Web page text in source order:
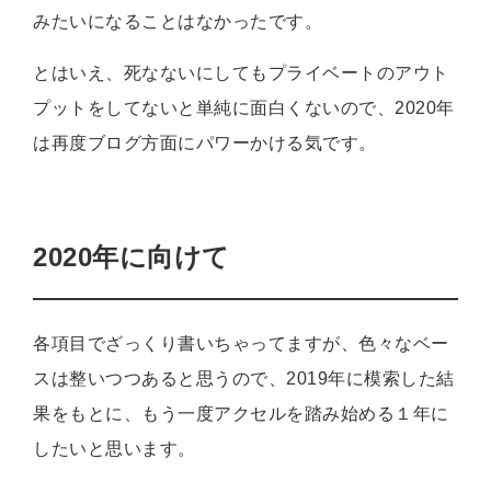
みたいになることはなかったです。
とはいえ、死なないにしてもプライベートのアウト
プットをしてないと単純に面白くないので、2020年
は再度ブログ方面にパワーかける気です。
2020年に向けて
各項目でざっくり書いちゃってますが、色々なベー
スは整いつつあると思うので、2019年に模索した結
果をもとに、もう一度アクセルを踏み始める１年に
したいと思います。